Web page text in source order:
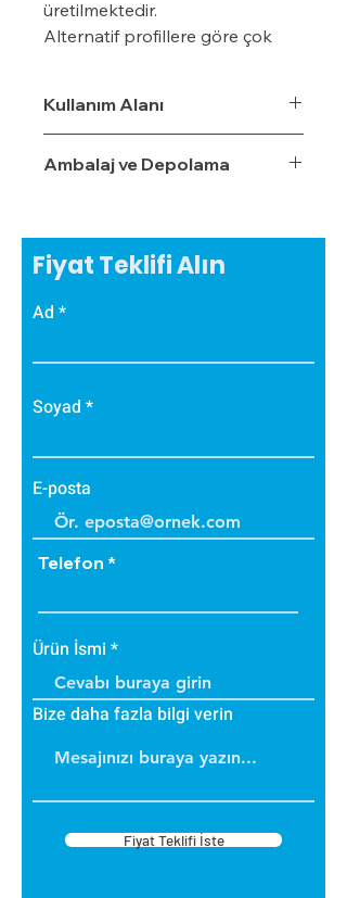
üretilmektedir.
Alternatif profillere göre çok
yumuşama ve sarkma yapmaz.
Yalıtım sistemine tam
uyumludur.
Dış koşullara son derece
dayanıklıdır.
Güneş ışınlarından etkilenmez.
Kullanım Alanı
Ambalaj ve Depolama
Fiyat Teklifi Alın
Ad
Soyad
E-posta
Telefon
Ürün İsmi
Bize daha fazla bilgi verin
Fiyat Teklifi İste